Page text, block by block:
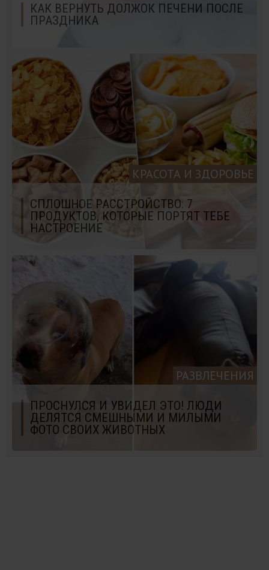
КАК ВЕРНУТЬ ДОЛЖОК ПЕЧЕНИ ПОСЛЕ
ПРАЗДНИКА
КРАСОТА И ЗДОРОВЬЕ
СПЛОШНОЕ РАССТРОЙСТВО: 7
ПРОДУКТОВ, КОТОРЫЕ ПОРТЯТ ТЕБЕ
НАСТРОЕНИЕ
РАЗВЛЕЧЕНИЯ
ПРОСНУЛСЯ И УВИДЕЛ ЭТО! ЛЮДИ
ДЕЛЯТСЯ СМЕШНЫМИ И МИЛЫМИ
ФОТО СВОИХ ЖИВОТНЫХ